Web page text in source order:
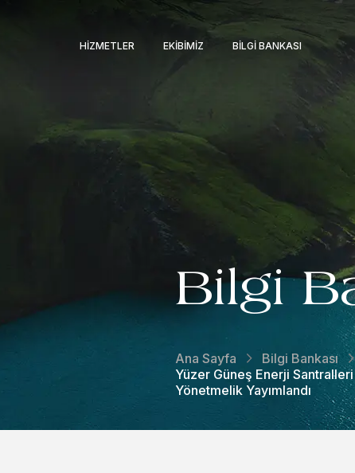
HIZMETLER EKIBIMIZ BILGI BANKASI
Bilgi
Ana Sayfa
Bilgi Bankası
Yüzer Güneş Enerji Santralleri
Yönetmelik Yayımlandı